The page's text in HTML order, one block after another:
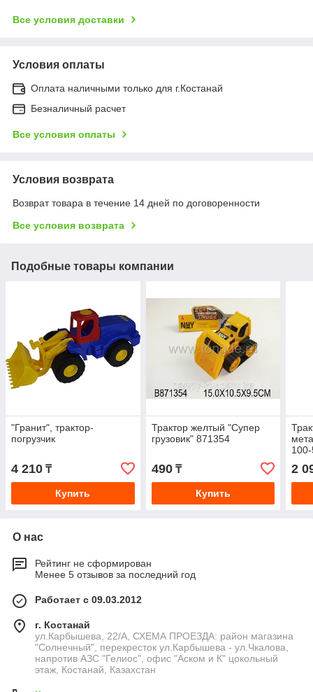
Все условия доставки
Условия оплаты
Оплата наличными только для г.Костанай
Безналичный расчет
Все условия оплаты
Условия возврата
Возврат товара в течение 14 дней по договоренности
Все условия возврата
Подобные товары компании
"Гранит", трактор-
погрузчик
4 210 ₸
Купить
Трактор желтый "Супер
грузовик" 871354
490₸
Купить
2
О нас
Рейтинг не сформирован
Менее 5 отзывов за последний год
Работает с 09.03.2012
г. Костанай
ул.Карбышева, 22/А, СХЕМА ПРОЕЗДА: район магазина
"Солнечный", перекресток ул.Карбышева - ул.Чкалова,
напротив АЗС "Гелиос", офис "Аском и К" цокольный
этаж, Костанай, Казахстан